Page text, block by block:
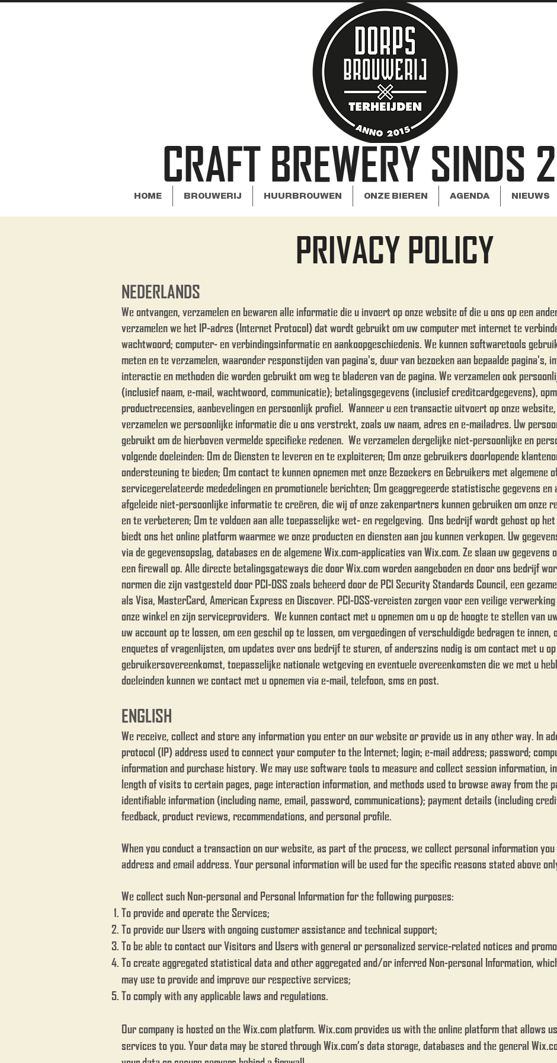
CRAFT BREWERY SINDS
HOME BROUWERIJ HUURBROUWEN ONZE BIEREN AGENDA NIEUWS
PRIVACY POLICY
NEDERLANDS
We ontvangen, verzamelen en bewaren alle informatie die u invoert op onze website of die u ons op een
verzamelen we het IP-adres (Internet Protocol) dat wordt gebruikt om uw computer met internet te
wachtwoord; computer- en verbindingsinformatie en aankoopgeschiedenis. We kunnen softwaretools
meten en te verzamelen, waaronder responstijden van pagina's, duur van bezoeken aan bepaalde pagina's,
interactie en methoden die worden gebruikt om weg te bladeren van de pagina. We verzamelen ook
(inclusief naam, e-mail, wachtwoord, communicatie); betalingsgegevens (inclusief creditcardgegevens),
productrecensies, aanbevelingen en persoonlijk profiel. ​ Wanneer u een transactie uitvoert op onze
verzamelen we persoonlijke informatie die u ons verstrekt, zoals uw naam, adres en e-mailadres. Uw
gebruikt om de hierboven vermelde specifieke redenen. ​ We verzamelen dergelijke niet-persoonlijke en
volgende doeleinden: Om de Diensten te leveren en te exploiteren; Om onze gebruikers doorlopende
ondersteuning te bieden; Om contact te kunnen opnemen met onze Bezoekers en Gebruikers met algemene
servicegerelateerde mededelingen en promotionele berichten; Om geaggregeerde statistische gegevens
afgeleide niet-persoonlijke informatie te creëren, die wij of onze zakenpartners kunnen gebruiken om onze
en te verbeteren; Om te voldoen aan alle toepasselijke wet- en regelgeving. ​ Ons bedrijf wordt gehost op
biedt ons het online platform waarmee we onze producten en diensten aan jou kunnen verkopen. Uw
via de gegevensopslag, databases en de algemene Wix.com-applicaties van Wix.com. Ze slaan uw
een firewall op. Alle directe betalingsgateways die door Wix.com worden aangeboden en door ons bedrijf
normen die zijn vastgesteld door PCI-DSS zoals beheerd door de PCI Security Standards Council, een
als Visa, MasterCard, American Express en Discover. PCI-DSS-vereisten zorgen voor een veilige
onze winkel en zijn serviceproviders. ​ ​We kunnen contact met u opnemen om u op de hoogte te stellen van
uw account op te lossen, om een ​​geschil op te lossen, om vergoedingen of verschuldigde bedragen te innen,
enquetes of vragenlijsten, om updates over ons bedrijf te sturen, of anderszins nodig is om contact met u op
gebruikersovereenkomst, toepasselijke nationale wetgeving en eventuele overeenkomsten die we met u
doeleinden kunnen we contact met u opnemen via e-mail, telefoon, sms en post.
ENGLISH
We receive, collect and store any information you enter on our website or provide us in any other way. In
protocol (IP) address used to connect your computer to the Internet; login; e-mail address; password;
information and purchase history. We may use software tools to measure and collect session information,
length of visits to certain pages, page interaction information, and methods used to browse away from the
identifiable information (including name, email, password, communications); payment details (including
feedback, product reviews, recommendations, and personal profile.
When you conduct a transaction on our website, as part of the process, we collect personal information you
address and email address. Your personal information will be used for the specific reasons stated above
We collect such Non-personal and Personal Information for the following purposes:
To provide and operate the Services;
To provide our Users with ongoing customer assistance and technical support;
To be able to contact our Visitors and Users with general or personalized service-related notices and
To create aggregated statistical data and other aggregated and/or inferred Non-personal Information,
may use to provide and improve our respective services;
To comply with any applicable laws and regulations.
Our company is hosted on the Wix.com platform. Wix.com provides us with the online platform that allows
services to you. Your data may be stored through Wix.com’s data storage, databases and the general